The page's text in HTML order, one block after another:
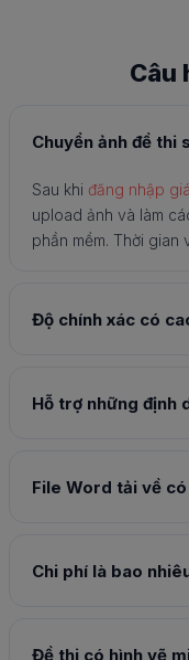
Câu
Chuyển ảnh đề thi
Sau khi đăng nhập
upload ảnh và làm
phần mềm. Thời gian
Độ chính xác có
Hỗ trợ những định
File Word tải về
Chi phí là bao
Đề thi có hình vẽ